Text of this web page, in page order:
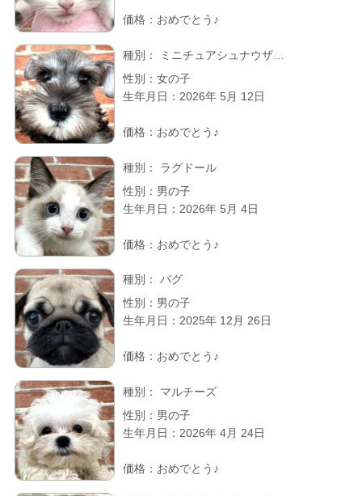
価格：おめでとう♪
種別：
ミニチュアシュナウザ…
性別：女の子
生年月日：2026年 5月 12日
価格：おめでとう♪
種別： ラグドール
性別：男の子
生年月日：2026年 5月 4日
価格：おめでとう♪
種別： パグ
性別：男の子
生年月日：2025年 12月 26日
価格：おめでとう♪
種別： マルチーズ
性別：男の子
生年月日：2026年 4月 24日
価格：おめでとう♪